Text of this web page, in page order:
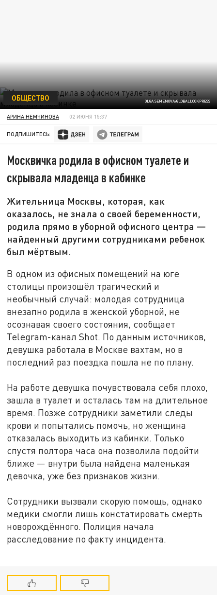
OLGA SEMENOVA/GLOBALLOOKPRESS
ОБЩЕСТВО
АРИНА НЕМЧИНОВА 02 ИЮНЯ 15:37
ПОДПИШИТЕСЬ:
Москвичка родила в офисном туалете и
скрывала младенца в кабинке
Жительница Москвы, которая, как
оказалось, не знала о своей беременности,
родила прямо в уборной офисного центра —
найденный другими сотрудниками ребенок
был мёртвым.
В одном из офисных помещений на юге
столицы произошёл трагический и
необычный случай: молодая сотрудница
внезапно родила в женской уборной, не
осознавая своего состояния, сообщает
Telegram-канал Shot. По данным источников,
девушка работала в Москве вахтам, но в
последний раз поездка пошла не по плану.
На работе девушка почувствовала себя плохо,
зашла в туалет и осталась там на длительное
время. Позже сотрудники заметили следы
крови и попытались помочь, но женщина
отказалась выходить из кабинки. Только
спустя полтора часа она позволила подойти
ближе — внутри была найдена маленькая
девочка, уже без признаков жизни.
Сотрудники вызвали скорую помощь, однако
медики смогли лишь констатировать смерть
новорождённого. Полиция начала
расследование по факту инцидента.